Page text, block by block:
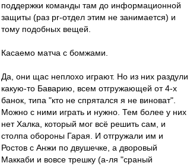
поддержки команды там до информационной
защиты (раз pr-отдел этим не занимается) и
тому подобных вещей.
Касаемо матча с бомжами.
Да, они щас неплохо играют. Но из них раздули
какую-то Баварию, всем отгружающей от 4-х
банок, типа "кто не спрятался я не виноват".
Можно с ними играть и нужно. Тем более у них
нет Халка, который мог всё решить сам, и
столпа обороны Гарая. И отгружали им и
Ростов с Анжи по двушечке, а дворовый
Маккаби и вовсе трешку (а-ля "сраный